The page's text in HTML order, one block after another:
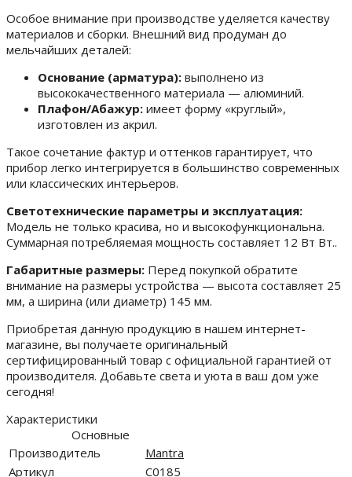
Особое внимание при производстве уделяется качеству
материалов и сборки. Внешний вид продуман до
мельчайших деталей:
Основание (арматура): выполнено из
высококачественного материала — алюминий.
Плафон/Абажур: имеет форму «круглый»,
изготовлен из акрил.
Такое сочетание фактур и оттенков гарантирует, что
прибор легко интегрируется в большинство современных
или классических интерьеров.
Светотехнические параметры и эксплуатация:
Модель не только красива, но и высокофункциональна.
Суммарная потребляемая мощность составляет 12 Вт Вт..
Габаритные размеры: Перед покупкой обратите
внимание на размеры устройства — высота составляет 25
мм, а ширина (или диаметр) 145 мм.
Приобретая данную продукцию в нашем интернет-
магазине, вы получаете оригинальный
сертифицированный товар с официальной гарантией от
производителя. Добавьте света и уюта в ваш дом уже
сегодня!
Характеристики
Основные
Производитель
Mantra
Артикул
C0185